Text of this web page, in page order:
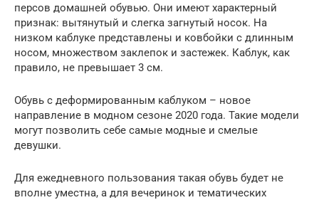
персов домашней обувью. Они имеют характерный
признак: вытянутый и слегка загнутый носок. На
низком каблуке представлены и ковбойки с длинным
носом, множеством заклепок и застежек. Каблук, как
правило, не превышает 3 см.
Обувь с деформированным каблуком – новое
направление в модном сезоне 2020 года. Такие модели
могут позволить себе самые модные и смелые
девушки.
Для ежедневного пользования такая обувь будет не
вполне уместна, а для вечеринок и тематических